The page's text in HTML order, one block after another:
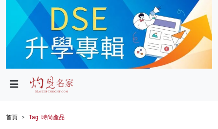
政局
財經
首頁 Tag: 時尚產品